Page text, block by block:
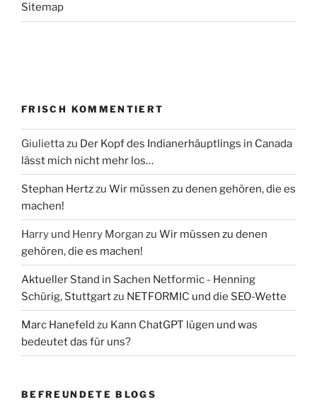
Sitemap
FRISCH KOMMENTIERT
Giuliettazu Der Kopf des Indianerhäuptlings in Canada
lässt mich nicht mehr los…
Stephan Hertzzu Wir müssen zu denen gehören, die es
machen!
Harry und Henry Morgan zu Wir müssen zu denen
gehören, die es machen!
Aktueller Stand in Sachen Netformic - Henning
Schürig, Stuttgartzu NETFORMIC und die SEO-Wette
Marc Hanefeld zu Kann ChatGPT lügen und was
bedeutet das für uns?
BEFREUNDETE BLOGS